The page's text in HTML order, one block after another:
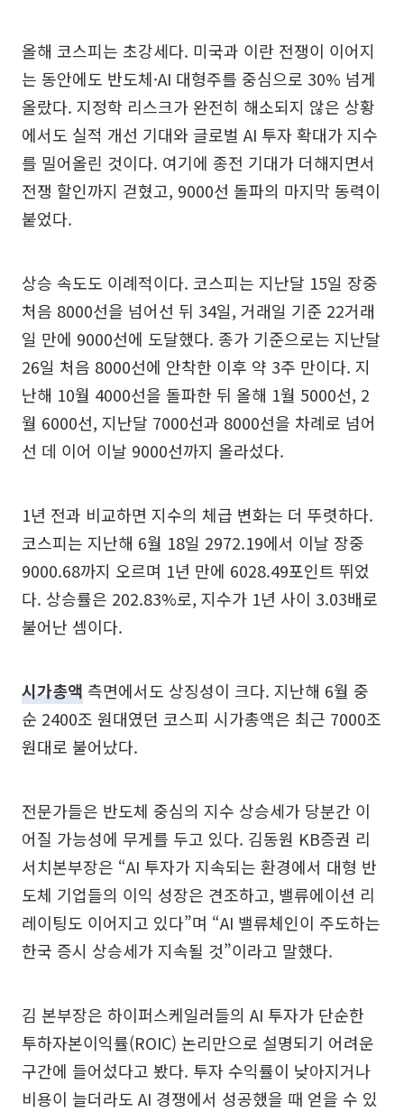
올해 코스피는 초강세다. 미국과 이란 전쟁이 이어지
는 동안에도 반도체·AI 대형주를 중심으로 30% 넘게
올랐다. 지정학 리스크가 완전히 해소되지 않은 상황
에서도 실적 개선 기대와 글로벌 AI 투자 확대가 지수
를 밀어올린 것이다. 여기에 종전 기대가 더해지면서
전쟁 할인까지 걷혔고, 9000선 돌파의 마지막 동력이
붙었다.
상승 속도도 이례적이다. 코스피는 지난달 15일 장중
처음 8000선을 넘어선 뒤 34일, 거래일 기준 22거래
일 만에 9000선에 도달했다. 종가 기준으로는 지난달
26일 처음 8000선에 안착한 이후 약 3주 만이다. 지
난해 10월 4000선을 돌파한 뒤 올해 1월 5000선, 2
월 6000선, 지난달 7000선과 8000선을 차례로 넘어
선 데 이어 이날 9000선까지 올라섰다.
1년 전과 비교하면 지수의 체급 변화는 더 뚜렷하다.
코스피는 지난해 6월 18일 2972.19에서 이날 장중
9000.68까지 오르며 1년 만에 6028.49포인트 뛰었
다. 상승률은 202.83%로, 지수가 1년 사이 3.03배로
불어난 셈이다.
시가총액 측면에서도 상징성이 크다. 지난해 6월 중
순 2400조 원대였던 코스피 시가총액은 최근 7000조
원대로 불어났다.
전문가들은 반도체 중심의 지수 상승세가 당분간 이
어질 가능성에 무게를 두고 있다. 김동원 KB증권 리
서치본부장은 “AI 투자가 지속되는 환경에서 대형 반
도체 기업들의 이익 성장은 견조하고, 밸류에이션 리
레이팅도 이어지고 있다”며 “AI 밸류체인이 주도하는
한국 증시 상승세가 지속될 것”이라고 말했다.
김 본부장은 하이퍼스케일러들의 AI 투자가 단순한
투하자본이익률(ROIC) 논리만으로 설명되기 어려운
구간에 들어섰다고 봤다. 투자 수익률이 낮아지거나
비용이 늘더라도 AI 경쟁에서 성공했을 때 얻을 수 있